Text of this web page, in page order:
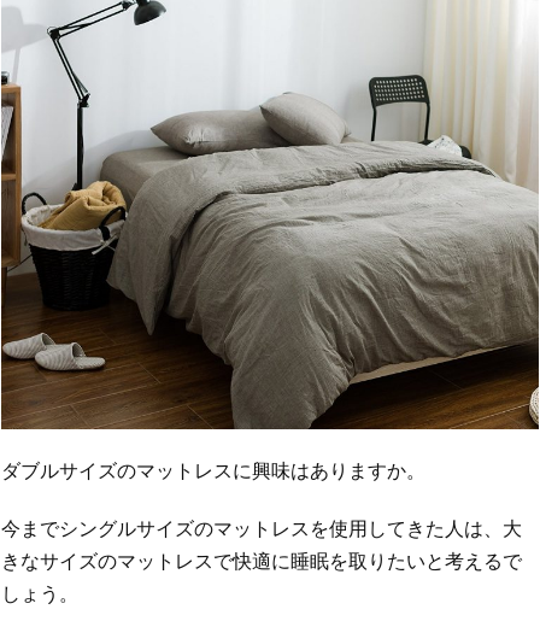
ダブルサイズのマットレスに興味はありますか。
今までシングルサイズのマットレスを使用してきた人は、大
きなサイズのマットレスで快適に睡眠を取りたいと考えるで
しょう。